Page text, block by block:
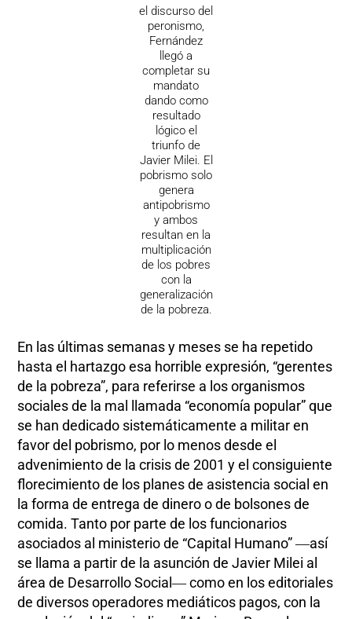
el discurso del
peronismo,
Fernández
llegó a
completar su
mandato
dando como
resultado
lógico el
triunfo de
Javier Milei. El
pobrismo solo
genera
antipobrismo
y ambos
resultan en la
multiplicación
de los pobres
con la
generalización
de la pobreza.
En las últimas semanas y meses se ha repetido
hasta el hartazgo esa horrible expresión, “gerentes
de la pobreza”, para referirse a los organismos
sociales de la mal llamada “economía popular” que
se han dedicado sistemáticamente a militar en
favor del pobrismo, por lo menos desde el
advenimiento de la crisis de 2001 y el consiguiente
florecimiento de los planes de asistencia social en
la forma de entrega de dinero o de bolsones de
comida. Tanto por parte de los funcionarios
asociados al ministerio de “Capital Humano” ―así
se llama a partir de la asunción de Javier Milei al
área de Desarrollo Social― como en los editoriales
de diversos operadores mediáticos pagos, con la